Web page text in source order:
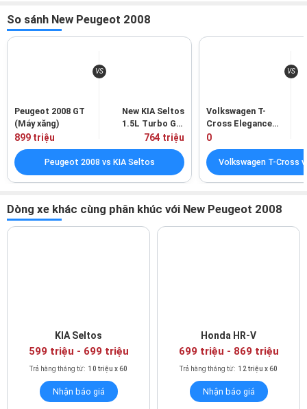
Vô lăng 2 chấu bọc da với thiết kế độc đáo, tích hợp các nút
bố trí ngay phía sau vô lăng, là điểm nhấn công nghệ, hiển thị
đầy đủ các thông số vận hành của xe.
Vô lăng 2 chấu bọc da với thiết kế độc đáo
So sánh New Peugeot 2008
Peugeot 2008 GT
(Máy xăng)
899 triệu
New KIA Seltos
1.5L Turbo GT-
Line (Máy xăng)
764 triệu
Peugeot 2008 vs KIA Seltos
Volkswagen T-
Cross Elegance
(Máy xăng)
0
Dòng xe khác cùng phân khúc với New Peugeot 2008
KIA Seltos
599 triệu - 699 triệu
Trả hàng tháng từ: 10 triệu x 60
Nhận báo giá
Honda HR-V
699 triệu - 869 triệu
Trả hàng tháng từ: 12 triệu x 60
Nhận báo giá